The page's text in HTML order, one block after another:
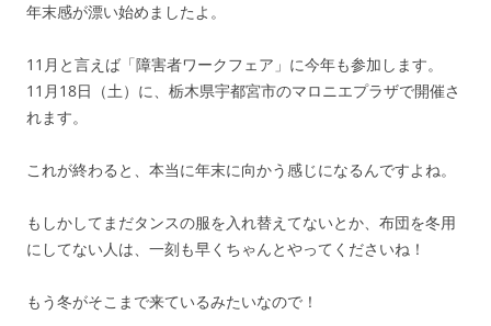
年末感が漂い始めましたよ。
11月と言えば「障害者ワークフェア」に今年も参加します。
11月18日（土）に、栃木県宇都宮市のマロニエプラザで開催さ
れます。
これが終わると、本当に年末に向かう感じになるんですよね。
もしかしてまだタンスの服を入れ替えてないとか、布団を冬用
にしてない人は、一刻も早くちゃんとやってくださいね！
もう冬がそこまで来ているみたいなので！